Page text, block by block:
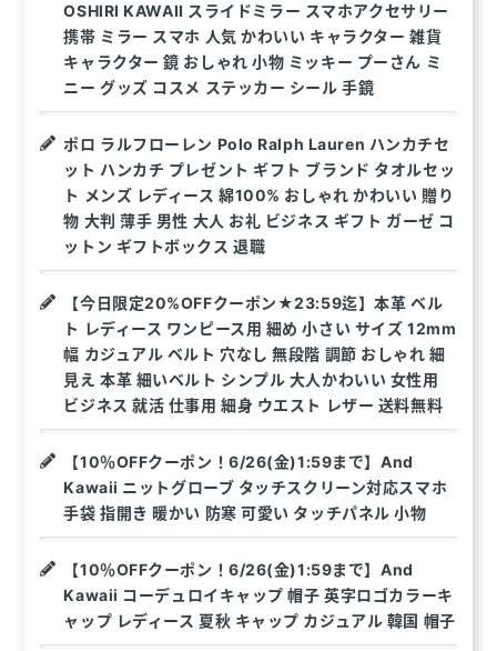
OSHIRI KAWAII スライドミラー スマホアクセサリー
携帯 ミラー スマホ 人気 かわいい キャラクター 雑貨
キャラクター 鏡 おしゃれ 小物 ミッキー プーさん ミ
ニー グッズ コスメ ステッカー シール 手鏡
ポロ ラルフローレン Polo Ralph Lauren ハンカチセ
ット ハンカチ プレゼント ギフト ブランド タオルセッ
ト メンズ レディース 綿100% おしゃれ かわいい 贈り
物 大判 薄手 男性 大人 お礼 ビジネス ギフト ガーゼ コ
ットン ギフトボックス 退職
【今日限定20%OFFクーポン★23:59迄】本革 ベル
ト レディース ワンピース用 細め 小さい サイズ 12mm
幅 カジュアル ベルト 穴なし 無段階 調節 おしゃれ 細
見え 本革 細いベルト シンプル 大人かわいい 女性用
ビジネス 就活 仕事用 細身 ウエスト レザー 送料無料
【10％OFFクーポン！6/26(金)1:59まで】And
Kawaii ニットグローブ タッチスクリーン対応スマホ
手袋 指開き 暖かい 防寒 可愛い タッチパネル 小物
【10％OFFクーポン！6/26(金)1:59まで】And
Kawaii コーデュロイキャップ 帽子 英字ロゴカラーキ
ャップ レディース 夏秋 キャップ カジュアル 韓国 帽子